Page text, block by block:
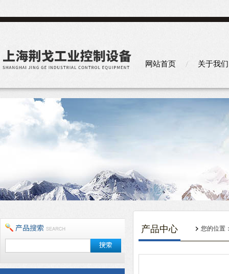
网站首页 关于我们
产品中心 您的位置